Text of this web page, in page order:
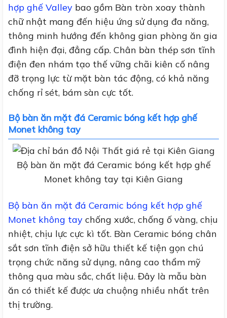
hợp ghế Valley bao gồm Bàn tròn xoay thành
chữ nhật mang đến hiệu ứng sử dụng đa năng,
thông minh hướng đến không gian phòng ăn gia
đình hiện đại, đẳng cấp. Chân bàn thép sơn tĩnh
điện đen nhám tạo thế vững chãi kiên cố nâng
đỡ trọng lực từ mặt bàn tác động, có khả năng
chống rỉ sét, bám sàn cực tốt.
Bộ bàn ăn mặt đá Ceramic bóng kết hợp ghế
Monet không tay
Bộ bàn ăn mặt đá Ceramic bóng kết hợp ghế
Monet không tay tại Kiên Giang
Bộ bàn ăn mặt đá Ceramic bóng kết hợp ghế
Monet không tay chống xước, chống ố vàng, chịu
nhiệt, chịu lực cực kì tốt. Bàn Ceramic bóng chân
sắt sơn tĩnh điện sở hữu thiết kế tiện gọn chú
trọng chức năng sử dụng, nâng cao thẩm mỹ
thông qua màu sắc, chất liệu. Đây là mẫu bàn
ăn có thiết kế được ưa chuộng nhiều nhất trên
thị trường.